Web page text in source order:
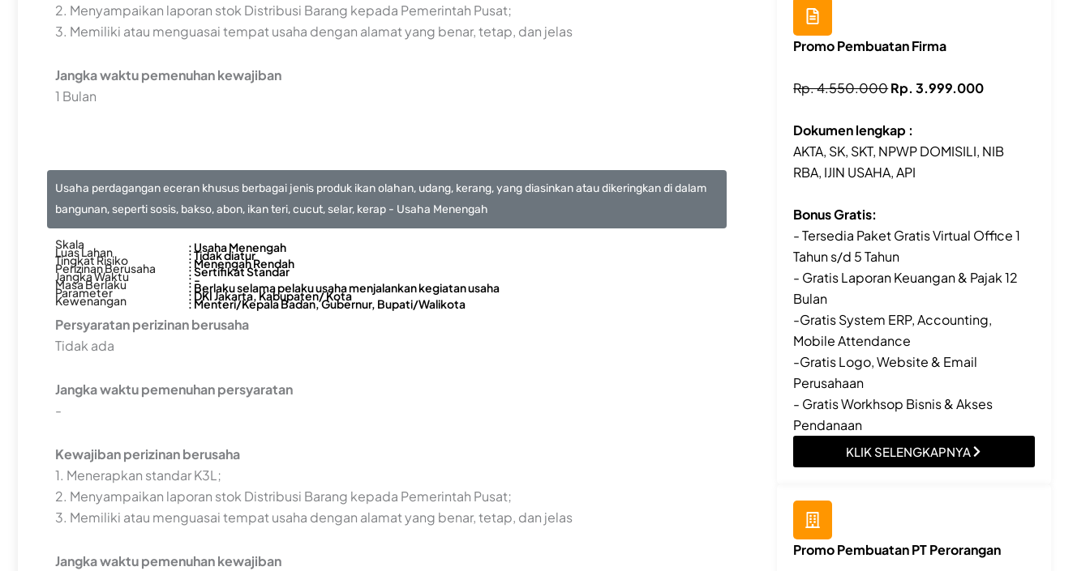
2. Menyampaikan laporan stok Distribusi Barang kepada Pemerintah Pusat;
3. Memiliki atau menguasai tempat usaha dengan alamat yang benar, tetap, dan jelas
Jangka waktu pemenuhan kewajiban
1 Bulan
Usaha perdagangan eceran khusus berbagai jenis produk ikan olahan, udang, kerang, yang diasinkan atau dikeringkan di dalam
bangunan, seperti sosis, bakso, abon, ikan teri, cucut, selar, kerap - Usaha Menengah
Skala : Usaha Menengah
Luas Lahan : Tidak diatur
Tingkat Risiko : Menengah Rendah
Perizinan Berusaha : Sertifikat Standar
Jangka Waktu : -
Masa Berlaku : Berlaku selama pelaku usaha menjalankan kegiatan usaha
Parameter : DKI Jakarta, Kabupaten/ Kota
Kewenangan : Menteri/Kepala Badan, Gubernur, Bupati/Walikota
Persyaratan perizinan berusaha
Tidak ada
Jangka waktu pemenuhan persyaratan
-
Kewajiban perizinan berusaha
1. Menerapkan standar K3L;
2. Menyampaikan laporan stok Distribusi Barang kepada Pemerintah Pusat;
3. Memiliki atau menguasai tempat usaha dengan alamat yang benar, tetap, dan jelas
Jangka waktu pemenuhan kewajiban
Promo Pembuatan Firma
Rp. 4.550.000Rp. 3.999.000
Dokumen lengkap :
AKTA, SK, SKT, NPWP DOMISILI, NIB
RBA, IJIN USAHA, API
Bonus Gratis:
- Tersedia Paket Gratis Virtual Office 1
Tahun s/d 5 Tahun
- Gratis Laporan Keuangan & Pajak 12
Bulan
-Gratis System ERP, Accounting,
Mobile Attendance
-Gratis Logo, Website & Email
Perusahaan
- Gratis Workhsop Bisnis & Akses
Pendanaan
KLIK SELENGKAPNYA
Promo Pembuatan PT Perorangan